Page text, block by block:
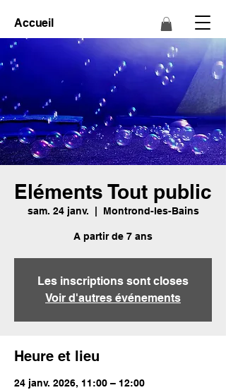
Accueil
Eléments Tout public
sam. 24 janv. Montrond-les-Bains
A partir de 7 ans
Les inscriptions sont closes
Voir d'autres événements
Heure et lieu
24 janv. 2026, 11:00 – 12:00